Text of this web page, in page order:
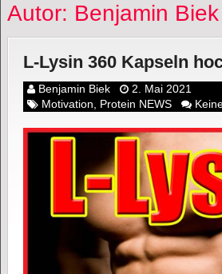
Autor: Benjamin Biek
L-Lysin 360 Kapseln
Benjamin Biek
2. Mai 2021
Motivation, Protein NEWS